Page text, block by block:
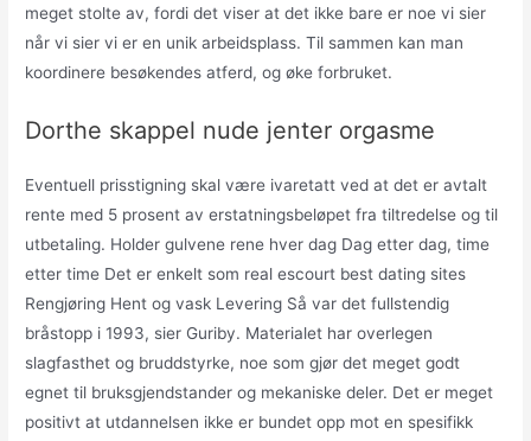
meget stolte av, fordi det viser at det ikke bare er noe vi sier
når vi sier vi er en unik arbeidsplass. Til sammen kan man
koordinere besøkendes atferd, og øke forbruket.
Dorthe skappel nude jenter orgasme
Eventuell prisstigning skal være ivaretatt ved at det er avtalt
rente med 5 prosent av erstatningsbeløpet fra tiltredelse og til
utbetaling. Holder gulvene rene hver dag Dag etter dag, time
etter time Det er enkelt som real escourt best dating sites
Rengjøring Hent og vask Levering Så var det fullstendig
bråstopp i 1993, sier Guriby. Materialet har overlegen
slagfasthet og bruddstyrke, noe som gjør det meget godt
egnet til bruksgjendstander og mekaniske deler. Det er meget
positivt at utdannelsen ikke er bundet opp mot en spesifikk